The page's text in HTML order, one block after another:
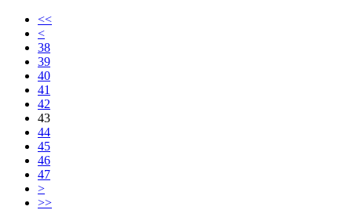
<<
<
38
39
40
41
42
43
44
45
46
47
>
>>